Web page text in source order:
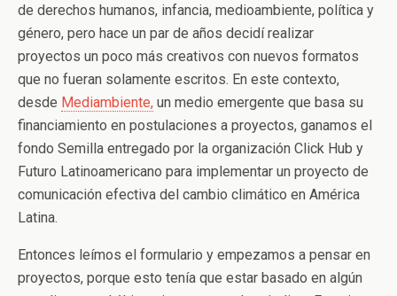
de derechos humanos, infancia, medioambiente, política y
género, pero hace un par de años decidí realizar
proyectos un poco más creativos con nuevos formatos
que no fueran solamente escritos. En este contexto,
desde Mediambiente, un medio emergente que basa su
financiamiento en postulaciones a proyectos, ganamos el
fondo Semilla entregado por la organización Click Hub y
Futuro Latinoamericano para implementar un proyecto de
comunicación efectiva del cambio climático en América
Latina.
Entonces leímos el formulario y empezamos a pensar en
proyectos, porque esto tenía que estar basado en algún